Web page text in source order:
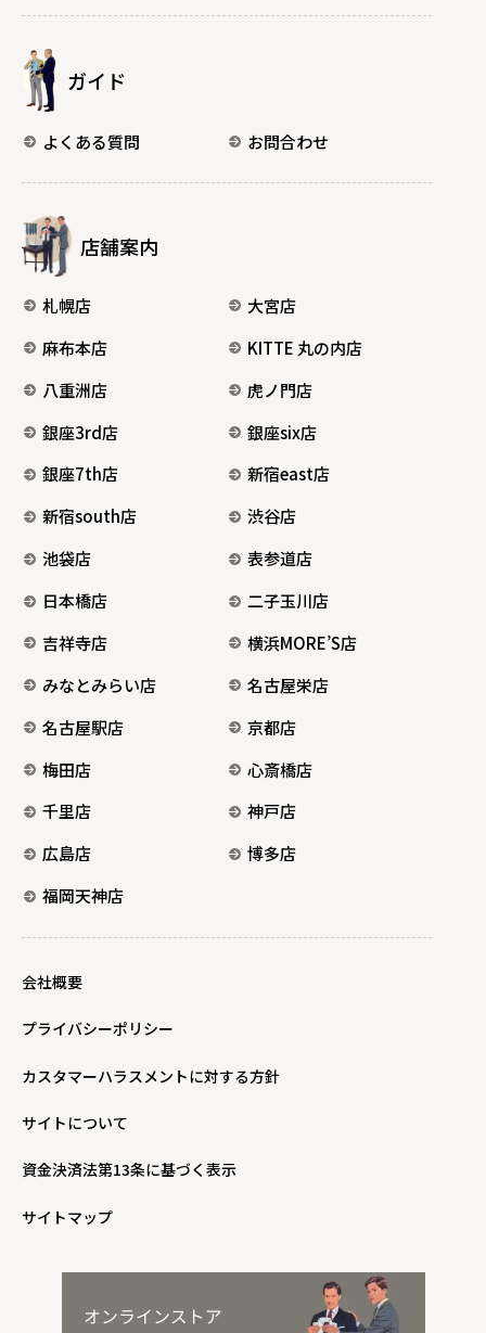
ガイド
よくある質問 お問合わせ
店舗案内
札幌店
大宮店
麻布本店
KITTE 丸の内店
八重洲店
虎ノ門店
銀座3rd店
銀座six店
銀座7th店
新宿east店
新宿south店
渋谷店
池袋店
表参道店
日本橋店
二子玉川店
吉祥寺店
横浜MORE’S店
みなとみらい店
名古屋栄店
名古屋駅店
京都店
梅田店
心斎橋店
千里店
神戸店
広島店
博多店
福岡天神店
会社概要
プライバシーポリシー
カスタマーハラスメントに対する方針
サイトについて
資金決済法第13条に基づく表示
サイトマップ